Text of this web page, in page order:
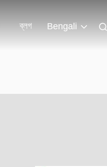
ব্লগ Bengali